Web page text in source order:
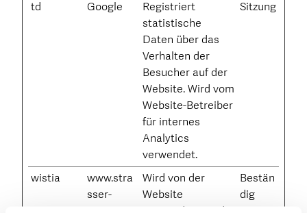
td Google
Registriert
statistische
Daten über das
Verhalten der
Besucher auf der
Website. Wird vom
Website-Betreiber
für internes
Analytics
verwendet.
Sitzung
wistia
www.stra
sser-
Wird von der
Website
Bestän
dig